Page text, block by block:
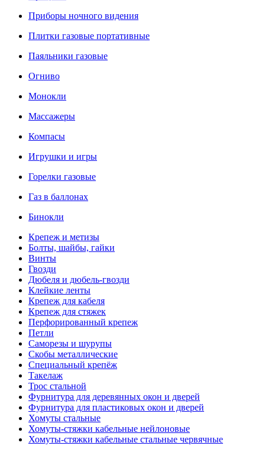
Приборы ночного видения
Плитки газовые портативные
Паяльники газовые
Огниво
Монокли
Массажеры
Компасы
Игрушки и игры
Горелки газовые
Газ в баллонах
Бинокли
Крепеж и метизы
Болты, шайбы, гайки
Винты
Гвозди
Дюбеля и дюбель-гвозди
Клейкие ленты
Крепеж для кабеля
Крепеж для стяжек
Перфорированный крепеж
Петли
Саморезы и шурупы
Скобы металлические
Специальный крепёж
Такелаж
Трос стальной
Фурнитура для деревянных окон и дверей
Фурнитура для пластиковых окон и дверей
Хомуты стальные
Хомуты-стяжки кабельные нейлоновые
Хомуты-стяжки кабельные стальные червячные